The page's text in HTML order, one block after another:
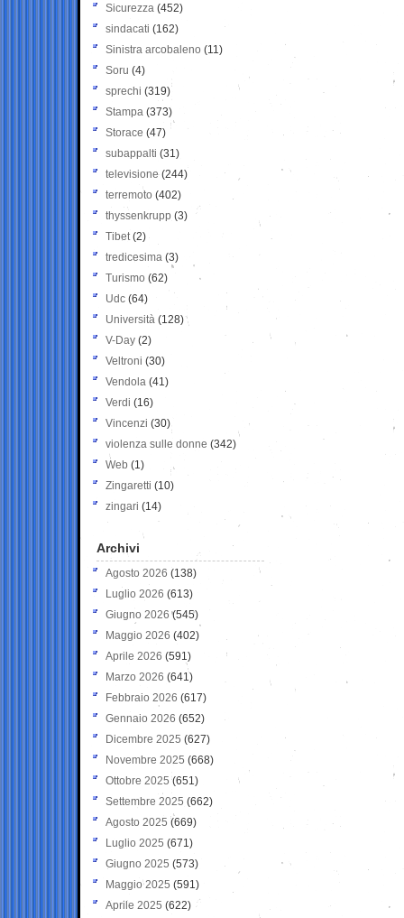
Sicurezza (452)
sindacati (162)
Sinistra arcobaleno (11)
Soru (4)
sprechi (319)
Stampa (373)
Storace (47)
subappalti (31)
televisione(244)
terremoto (402)
thyssenkrupp (3)
Tibet(2)
tredicesima (3)
Turismo (62)
Udc (64)
Università (128)
V-Day (2)
Veltroni (30)
Vendola (41)
Verdi (16)
Vincenzi (30)
violenza sulle donne (342)
Web (1)
Zingaretti (10)
zingari (14)
Archivi
Agosto 2026 (138)
Luglio 2026 (613)
Giugno 2026 (545)
Maggio 2026 (402)
Aprile 2026 (591)
Marzo 2026 (641)
Febbraio 2026 (617)
Gennaio 2026 (652)
Dicembre 2025 (627)
Novembre 2025 (668)
Ottobre 2025 (651)
Settembre 2025 (662)
Agosto 2025 (669)
Luglio 2025 (671)
Giugno 2025 (573)
Maggio 2025 (591)
Aprile 2025 (622)